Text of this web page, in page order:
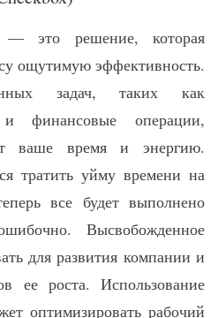
— это решение, которая
ощутимую эффективность.
задач, таких как
и финансовые операции,
ваше время и энергию.
тратить уйму времени на
все будет выполнено
Высвобожденное
для развития компании и
ее роста. Использование
оптимизировать рабочий